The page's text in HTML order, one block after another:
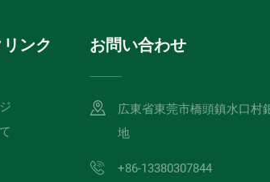
ンク お問い合わせ
広東省東莞市橋頭鎮水口村
地
+86-13380307844